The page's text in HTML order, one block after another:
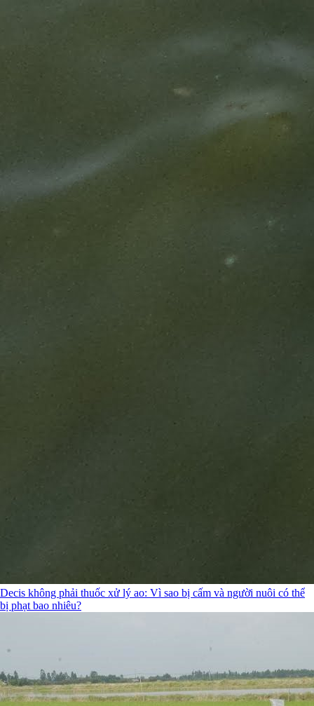
Decis không phải thuốc xử lý ao: Vì sao bị cấm và người nuôi có thể
bị phạt bao nhiêu?